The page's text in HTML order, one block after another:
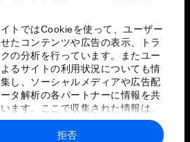
トではCookieを使って、ユーザー
たコンテンツや広告の表示、トラ
の分析を行っています。またユー
るサイトの利用状況についても情
し、ソーシャルメディアや広告配
タ解析の各パートナーに情報を共
ます。ここで収集された情報は、
ーが各パートナーに提供した他の情
ートナーのサービスを使用した際
拒否